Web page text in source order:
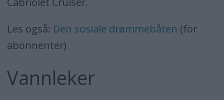
Les også: Den sosiale drømmebåten (for
abonnenter)
Vannleker